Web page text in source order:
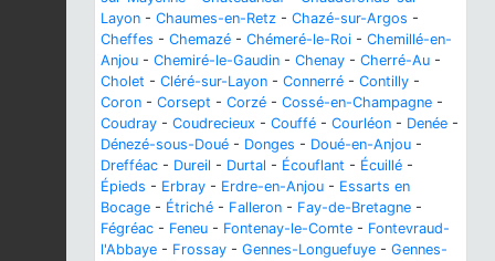
Layon - Chaumes-en-Retz - Chazé-sur-Argos -
Cheffes - Chemazé - Chémeré-le-Roi - Chemillé-en-
Anjou - Chemiré-le-Gaudin - Chenay - Cherré-Au -
Cholet - Cléré-sur-Layon - Connerré - Contilly -
Coron - Corsept - Corzé - Cossé-en-Champagne -
Coudray - Coudrecieux - Couffé - Courléon - Denée -
Dénezé-sous-Doué - Donges - Doué-en-Anjou -
Drefféac - Dureil - Durtal - Écouflant - Écuillé -
Épieds - Erbray - Erdre-en-Anjou - Essarts en
Bocage - Étriché - Falleron - Fay-de-Bretagne -
Fégréac - Feneu - Fontenay-le-Comte - Fontevraud-
l'Abbaye - Frossay - Gennes-Longuefuye - Gennes-